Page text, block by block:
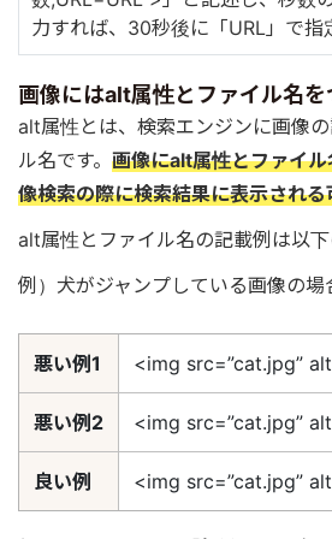
力すれば、30秒後に「URL」で指
画像にはalt属性とファイル名を
alt属性とは、検索エンジンに画像
ル名です。 画像にalt属性とファイ
像検索の際に検索結果に表示され
alt属性とファイル名の記載例は以下
例）犬がジャンプしている画像の場
悪い例1 <img src=”cat.jpg”
悪い例2 <img src=”cat.jpg”
良い例 <img src=”cat.jpg”